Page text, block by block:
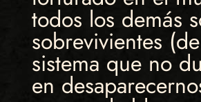
todos los demás
sobrevivientes
sistema que no
en